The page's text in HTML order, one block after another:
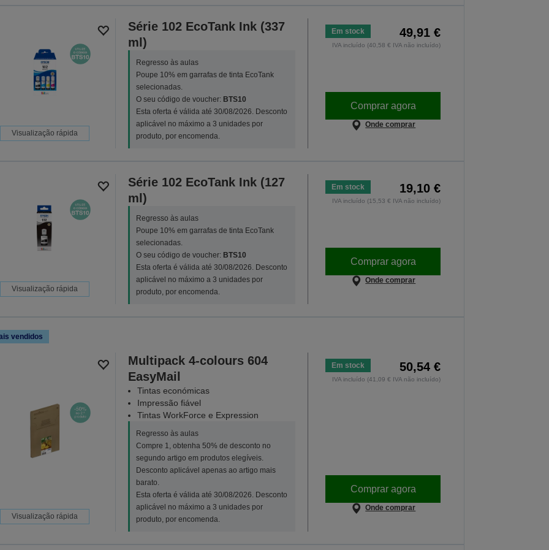
Visualização rápida
Série 102 EcoTank Ink (337
ml)
Regresso às aulas
Poupe 10% em garrafas de tinta EcoTank
selecionadas.
O seu código de voucher: BTS10
Esta oferta é válida até 30/08/2026. Desconto
aplicável no máximo a 3 unidades por
produto, por encomenda.
Em stock 49,91 €
IVA incluído (40,58 € IVA não incluído)
Comprar agora
Onde comprar
Visualização rápida
Série 102 EcoTank Ink (127
ml)
Regresso às aulas
Poupe 10% em garrafas de tinta EcoTank
selecionadas.
O seu código de voucher: BTS10
Esta oferta é válida até 30/08/2026. Desconto
aplicável no máximo a 3 unidades por
produto, por encomenda.
Em stock 19,10 €
IVA incluído (15,53 € IVA não incluído)
Comprar agora
Onde comprar
vendidos
Visualização rápida
Multipack 4-colours 604
EasyMail
Tintas económicas
Impressão fiável
Tintas WorkForce e Expression
Regresso às aulas
Compre 1, obtenha 50% de desconto no
segundo artigo em produtos elegíveis.
Desconto aplicável apenas ao artigo mais
barato.
Esta oferta é válida até 30/08/2026. Desconto
aplicável no máximo a 3 unidades por
produto, por encomenda.
Em stock 50,54 €
IVA incluído (41,09 € IVA não incluído)
Comprar agora
Onde comprar